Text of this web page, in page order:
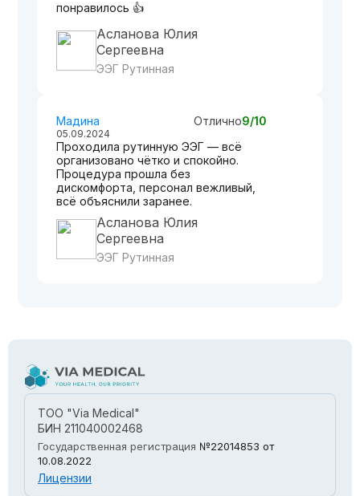
понравилось 👍
Асланова Юлия
Сергеевна
ЭЭГ Рутинная
Мадина Отлично9/10
05.09.2024
Проходила рутинную ЭЭГ — всё
организовано чётко и спокойно.
Процедура прошла без
дискомфорта, персонал вежливый,
всё объяснили заранее.
Асланова Юлия
Сергеевна
ЭЭГ Рутинная
ТОО "Via Medical"
БИН 211040002468
Государственная регистрация №22014853 от
10.08.2022
Лицензии